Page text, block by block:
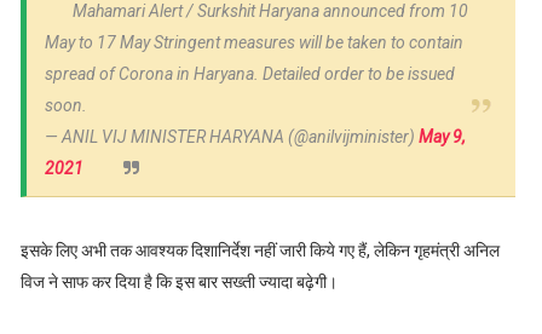
Mahamari Alert / Surkshit Haryana announced from 10
May to 17 May Stringent measures will be taken to contain
spread of Corona in Haryana. Detailed order to be issued
soon.
— ANIL VIJ MINISTER HARYANA (@anilvijminister) May 9,
2021
इसके लिए अभी तक आवश्यक दिशानिर्देश नहीं जारी किये गए हैं, लेकिन गृहमंत्री अनिल
विज ने साफ कर दिया है कि इस बार सख्ती ज्यादा बढ़ेगी।